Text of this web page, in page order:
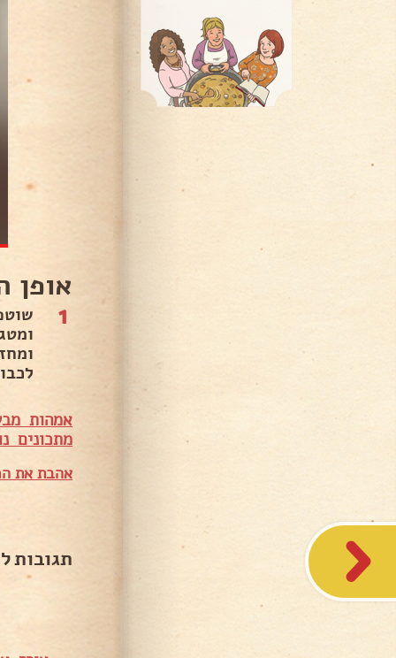
אופן
1
לכבות
אמהות
מתכונים
אהבת את
תגובות